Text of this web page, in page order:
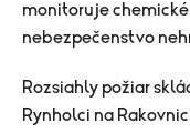
monitoruje
nebezpečenstvo
Rozsiahly požiar
Rynholci na